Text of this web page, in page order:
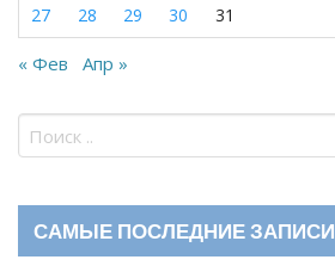
27
28 29 30 31
« Фев Апр »
САМЫЕ ПОСЛЕДНИЕ ЗАПИСИ